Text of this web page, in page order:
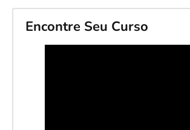
Encontre Seu Curso